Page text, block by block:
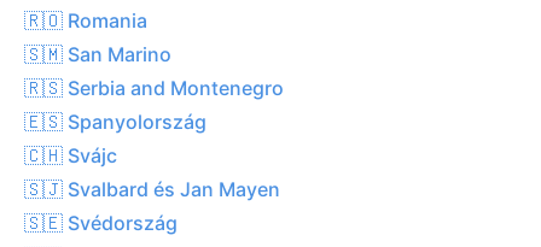
🇷🇴 Romania
🇸🇲 San Marino
🇷🇸 Serbia and Montenegro
🇪🇸 Spanyolország
🇨🇭 Svájc
🇸🇯 Svalbard és Jan Mayen
🇸🇪 Svédország